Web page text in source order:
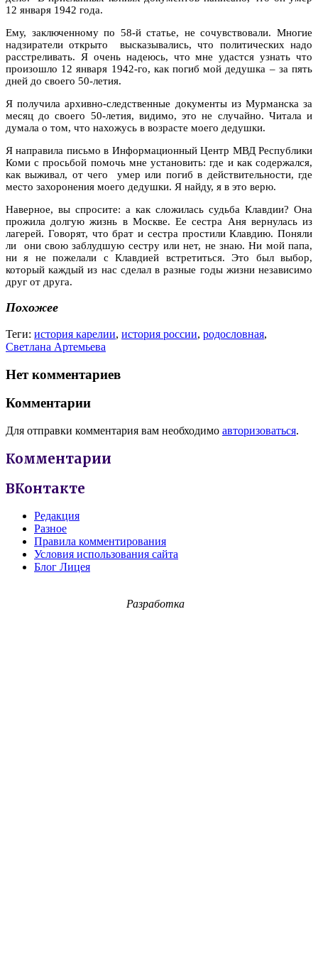
12 января 1942 года.
Ему, заключенному по 58-й статье, не сочувствовали. Многие
надзиратели открыто высказывались, что политических надо
расстреливать. Я очень надеюсь, что мне удастся узнать что
произошло 12 января 1942-го, как погиб мой дедушка – за пять
дней до своего 50-летия.
Я получила архивно-следственные документы из Мурманска за
месяц до своего 50-летия, видимо, это не случайно. Читала и
думала о том, что нахожусь в возрасте моего дедушки.
Я направила письмо в Информационный Центр МВД Республики
Коми с просьбой помочь мне установить: где и как содержался,
как выживал, от чего умер или погиб в действительности, где
место захоронения моего дедушки. Я найду, я в это верю.
Наверное, вы спросите: а как сложилась судьба Клавдии? Она
прожила долгую жизнь в Москве. Ее сестра Аня вернулась из
лагерей. Говорят, что брат и сестра простили Клавдию. Поняли
ли они свою заблудшую сестру или нет, не знаю. Ни мой папа,
ни я не пожелали с Клавдией встретиться. Это был выбор,
который каждый из нас сделал в разные годы жизни независимо
друг от друга.
Похожее
Теги: история карелии, история россии, родословная,
Светлана Артемьева
Нет комментариев
Комментарии
Для отправки комментария вам необходимо авторизоваться.
Комментарии
ВКонтакте
Редакция
Разное
Правила комментирования
Условия использования сайта
Блог Лицея
Разработка